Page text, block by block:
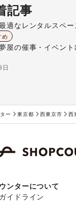
記事
適なレンタルスペ
め
屋の催事・イベン
ー 東京都 西東京市 西
ンターについて
イドライン